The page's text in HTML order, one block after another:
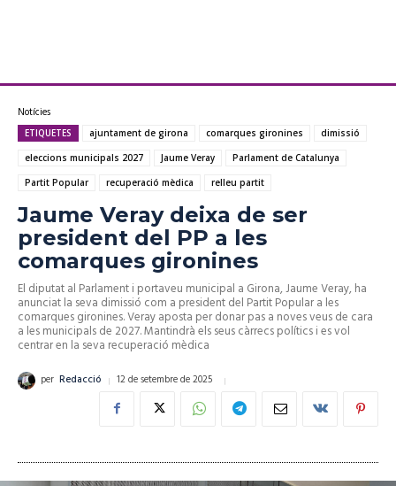
Notícies
ETIQUETES ajuntament de girona comarques gironines
dimissió
eleccions municipals 2027
Jaume Veray
Parlament de Catalunya
Partit Popular
recuperació mèdica relleu partit
Jaume Veray deixa de ser
president del PP a les
comarques gironines
El diputat al Parlament i portaveu municipal a Girona, Jaume Veray, ha
anunciat la seva dimissió com a president del Partit Popular a les
comarques gironines. Veray aposta per donar pas a noves veus de cara
a les municipals de 2027. Mantindrà els seus càrrecs polítics i es vol
centrar en la seva recuperació mèdica
per Redacció 12 de setembre de 2025